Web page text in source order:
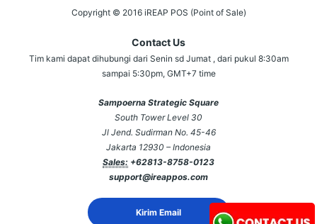
Copyright © 2016 iREAP POS (Point of Sale)
Contact Us
Tim kami dapat dihubungi dari Senin sd Jumat , dari pukul 8:30am
sampai 5:30pm, GMT+7 time
Sampoerna Strategic Square
South Tower Level 30
Jl Jend. Sudirman No. 45-46
Jakarta 12930 – Indonesia
Sales: +62813-8758-0123
support@ireappos.com
Kirim Email